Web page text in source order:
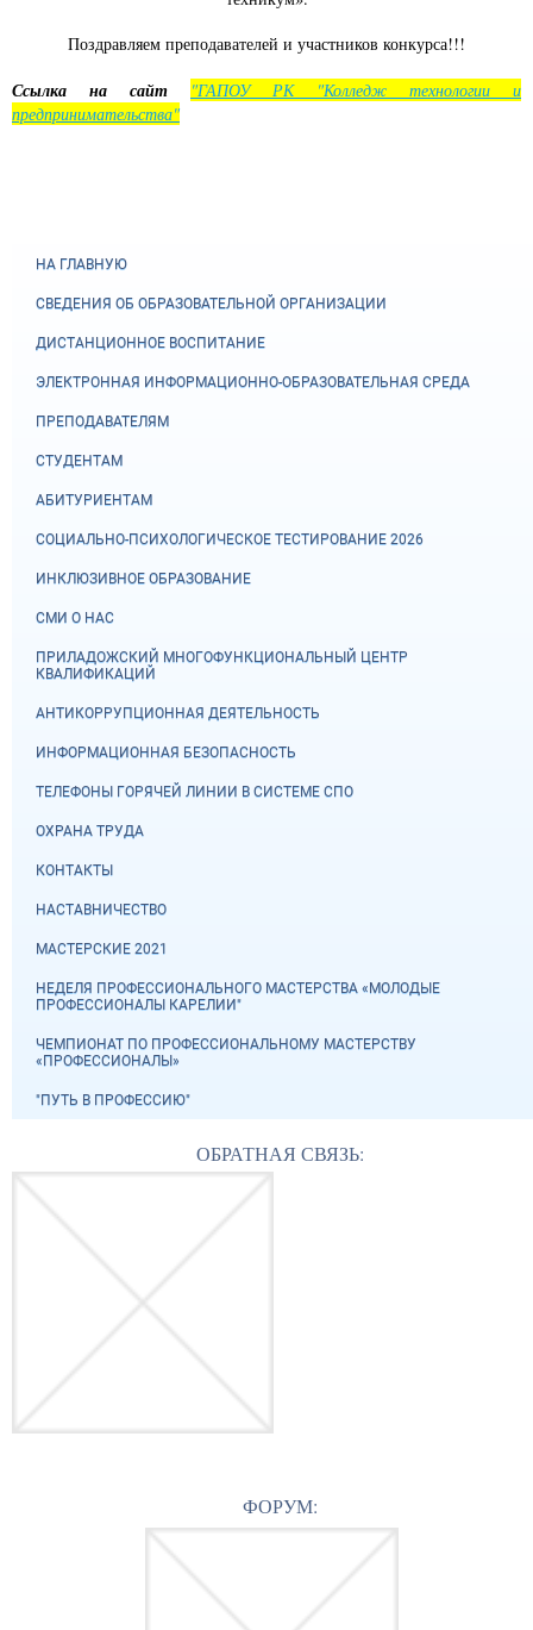
Поздравляем преподавателей и участников конкурса!!!
Ссылка на сайт
"ГАПОУ РК "Колледж технологии и
предпринимательства"
НА ГЛАВНУЮ
СВЕДЕНИЯ ОБ ОБРАЗОВАТЕЛЬНОЙ ОРГАНИЗАЦИИ
ДИСТАНЦИОННОЕ ВОСПИТАНИЕ
ЭЛЕКТРОННАЯ ИНФОРМАЦИОННО-ОБРАЗОВАТЕЛЬНАЯ СРЕДА
ПРЕПОДАВАТЕЛЯМ
СТУДЕНТАМ
АБИТУРИЕНТАМ
СОЦИАЛЬНО-ПСИХОЛОГИЧЕСКОЕ ТЕСТИРОВАНИЕ 2026
ИНКЛЮЗИВНОЕ ОБРАЗОВАНИЕ
СМИ О НАС
ПРИЛАДОЖСКИЙ МНОГОФУНКЦИОНАЛЬНЫЙ ЦЕНТР
КВАЛИФИКАЦИЙ
АНТИКОРРУПЦИОННАЯ ДЕЯТЕЛЬНОСТЬ
ИНФОРМАЦИОННАЯ БЕЗОПАСНОСТЬ
ТЕЛЕФОНЫ ГОРЯЧЕЙ ЛИНИИ В СИСТЕМЕ СПО
ОХРАНА ТРУДА
КОНТАКТЫ
НАСТАВНИЧЕСТВО
МАСТЕРСКИЕ 2021
НЕДЕЛЯ ПРОФЕССИОНАЛЬНОГО МАСТЕРСТВА «МОЛОДЫЕ
ПРОФЕССИОНАЛЫ КАРЕЛИИ"
ЧЕМПИОНАТ ПО ПРОФЕССИОНАЛЬНОМУ МАСТЕРСТВУ
«ПРОФЕССИОНАЛЫ»
"ПУТЬ В ПРОФЕССИЮ"
ОБРАТНАЯ СВЯЗЬ:
ФОРУМ: